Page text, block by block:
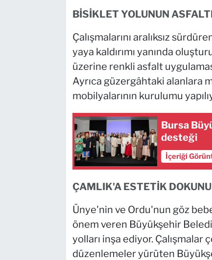
BİSİKLET YOLUNUN
Çalışmalarını aralıksız
yaya kaldırımı yanında
üzerine renkli asfalt
Ayrıca güzergâhtaki alanlara
mobilyalarının kurulumu
Bursa
desteği
İçeriği
ÇAMLIK'A ESTETİK
Ünye'nin ve Ordu'nun göz
önem veren Büyükşehir
yolları inşa ediyor. Çalışmalar
düzenlemeler yürüten